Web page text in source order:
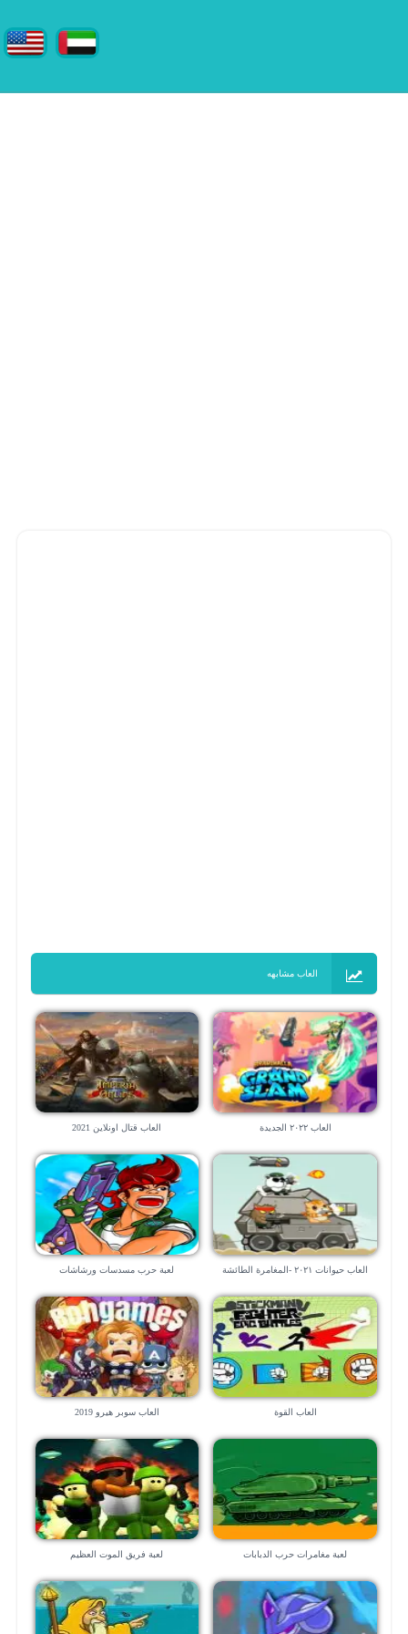
العاب مشابهه
العاب ٢٠٢٢ الجديدة العاب قتال اونلاين 2021
العاب حيوانات ٢٠٢١ -المغامرة الطائشة لعبة حرب مسدسات ورشاشات
العاب القوة العاب سوبر هيرو 2019
لعبة مغامرات حرب الدبابات لعبة فريق الموت العظيم